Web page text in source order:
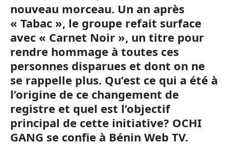
nouveau morceau. Un an après
« Tabac », le groupe refait surface
avec « Carnet Noir », un titre pour
rendre hommage à toutes ces
personnes disparues et dont on ne
se rappelle plus. Qu’est ce qui a été à
l’origine de ce changement de
registre et quel est l’objectif
principal de cette initiative? OCHI
GANG se confie à Bénin Web TV.